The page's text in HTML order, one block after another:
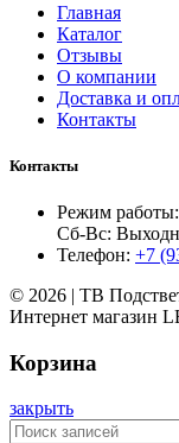
Главная
Каталог
Отзывы
О компании
Доставка и
Контакты
Контакты
Режим
Сб-Вс:
Телефон: +7
© 2026 | ТВ
Интернет магазин
Корзина
закрыть